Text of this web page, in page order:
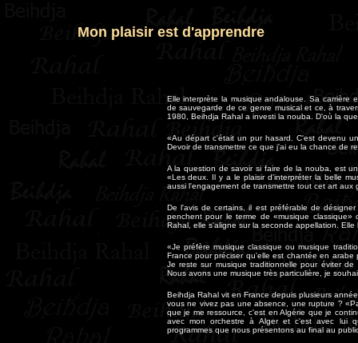
Mon plaisir est d'apprendre
Elle interprète la musique andalouse. Sa carrière
de sauvegarde de ce genre musical et ce, à
1980, Beihdja Rahal a investi la nouba. D'où la
«Au départ c'était un pur hasard. C'est devenu
Devoir de transmettre ce que j'ai eu la chance de
A la question de savoir si faire de la nouba, est
«Les deux. Il y a le plaisir d'interpréter la belle
aussi l'engagement de transmettre tout cet art
De l'avis de certains, il est préférable de
penchent pour le terme de «musique
Rahal, elle s'aligne sur la seconde appellation.
«Je préfère musique classique ou musique
France pour préciser qu'elle est chantée en
Je reste sur musique traditionnelle pour éviter
Nous avons une musique très particulière, je
Beihdja Rahal vit en France depuis plusieurs
vous ne vivez pas une absence, une rupture ?
que je me ressource, c'est en Algérie que je
avec mon orchestre à Alger et c'est avec lui
programmes que nous présentons au final au